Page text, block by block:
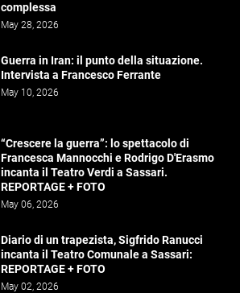
complessa
May 28, 2026
Guerra in Iran: il punto della situazione.
Intervista a Francesco Ferrante
May 10, 2026
“Crescere la guerra”: lo spettacolo di
Francesca Mannocchi e Rodrigo D'Erasmo
incanta il Teatro Verdi a Sassari.
REPORTAGE + FOTO
May 06, 2026
Diario di un trapezista, Sigfrido Ranucci
incanta il Teatro Comunale a Sassari:
REPORTAGE + FOTO
May 02, 2026